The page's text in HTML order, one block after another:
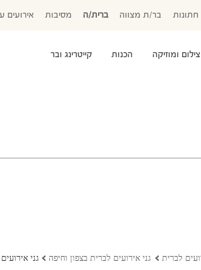
חתונות בר/ת מצווה ברית/ה מסיבות אירועים
צילום ומוזיקה הכנות קייטרינג ובר
לברית גני אירועים לברית בצפון וחיפה גני